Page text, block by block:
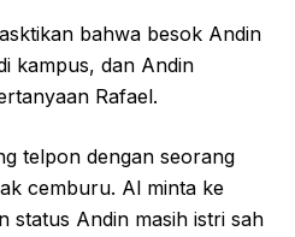
bahwa besok Andin
kampus, dan Andin
Rafael.
telpon dengan seorang
cemburu. Al minta ke
status Andin masih istri sah